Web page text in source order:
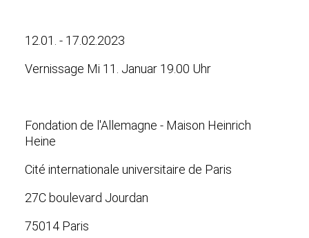
12.01. - 17.02.2023
Vernissage Mi 11. Januar 19.00 Uhr
Fondation de l'Allemagne - Maison Heinrich
Heine
Cité internationale universitaire de Paris
27C boulevard Jourdan
75014 Paris